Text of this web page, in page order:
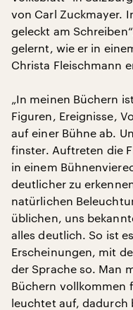
von Carl Zuckmayer.
geleckt am
gelernt, wie er in
Christa Fleischmann
„In meinen Büchern
Figuren, Ereignisse,
auf einer Bühne ab.
finster. Auftreten die
in einem
deutlicher zu
natürlichen
üblichen, uns
alles deutlich. So ist
Erscheinungen, mit
der Sprache so. Man
Büchern vollkommen
leuchtet auf, dadurch